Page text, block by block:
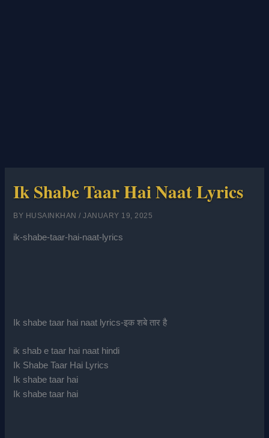
Ik Shabe Taar Hai Naat Lyrics
BY HUSAINKHAN/JANUARY 19, 2025
ik-shabe-taar-hai-naat-lyrics
Ik shabe taar hai naat lyrics-इक शबे तार है
ik shab e taar hai naat hindi
Ik Shabe Taar Hai Lyrics
Ik shabe taar hai
Ik shabe taar hai